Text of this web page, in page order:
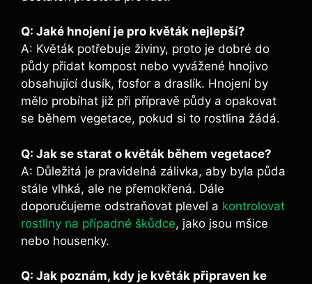
Q: Jaké hnojení je pro květák nejlepší?
A: Květák potřebuje živiny, proto je dobré do
půdy přidat kompost nebo vyvážené hnojivo
obsahující dusík, fosfor a draslík. Hnojení by
mělo probíhat již při přípravě půdy a opakovat
se během vegetace, pokud si to rostlina žádá.
Q: Jak se starat o květák během vegetace?
A: Důležitá je pravidelná zálivka, aby byla půda
stále vlhká, ale ne přemokřená. Dále
doporučujeme odstraňovat plevel a kontrolovat
rostliny na případné škůdce, jako jsou mšice
nebo housenky.
Q: Jak poznám, kdy je květák připraven ke